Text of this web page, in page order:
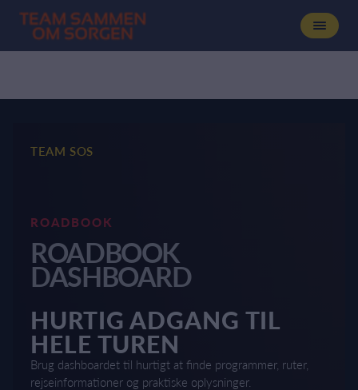
TEAM SOS
ROADBOOK
ROADBOOK
DASHBOARD
HURTIG ADGANG TIL
HELE TUREN
Brug dashboardet til hurtigt at finde programmer, ruter,
rejseinformationer og praktiske oplysninger.